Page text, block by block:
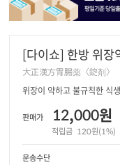
[다이쇼] 한방 위
大正漢方胃腸薬〈錠剤〉
위장이 약하고 불규칙한 식
판매가 12,000원
적립금 120원(1%)
운송수단